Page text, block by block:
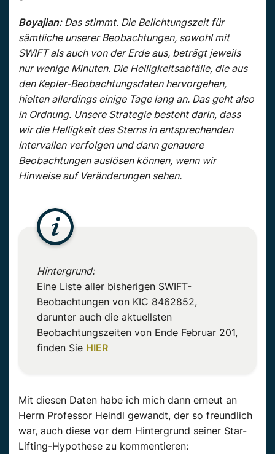
Boyajian:Das stimmt. Die Belichtungszeit für
sämtliche unserer Beobachtungen, sowohl mit
SWIFT als auch von der Erde aus, beträgt jeweils
nur wenige Minuten. Die Helligkeitsabfälle, die aus
den Kepler-Beobachtungsdaten hervorgehen,
hielten allerdings einige Tage lang an. Das geht also
in Ordnung. Unsere Strategie besteht darin, dass
wir die Helligkeit des Sterns in entsprechenden
Intervallen verfolgen und dann genauere
Beobachtungen auslösen können, wenn wir
Hinweise auf Veränderungen sehen.
Hintergrund:
Eine Liste aller bisherigen SWIFT-
Beobachtungen von KIC 8462852,
darunter auch die aktuellsten
Beobachtungszeiten von Ende Februar 201,
finden Sie HIER
Mit diesen Daten habe ich mich dann erneut an
Herrn Professor Heindl gewandt, der so freundlich
war, auch diese vor dem Hintergrund seiner Star-
Lifting-Hypothese zu kommentieren: